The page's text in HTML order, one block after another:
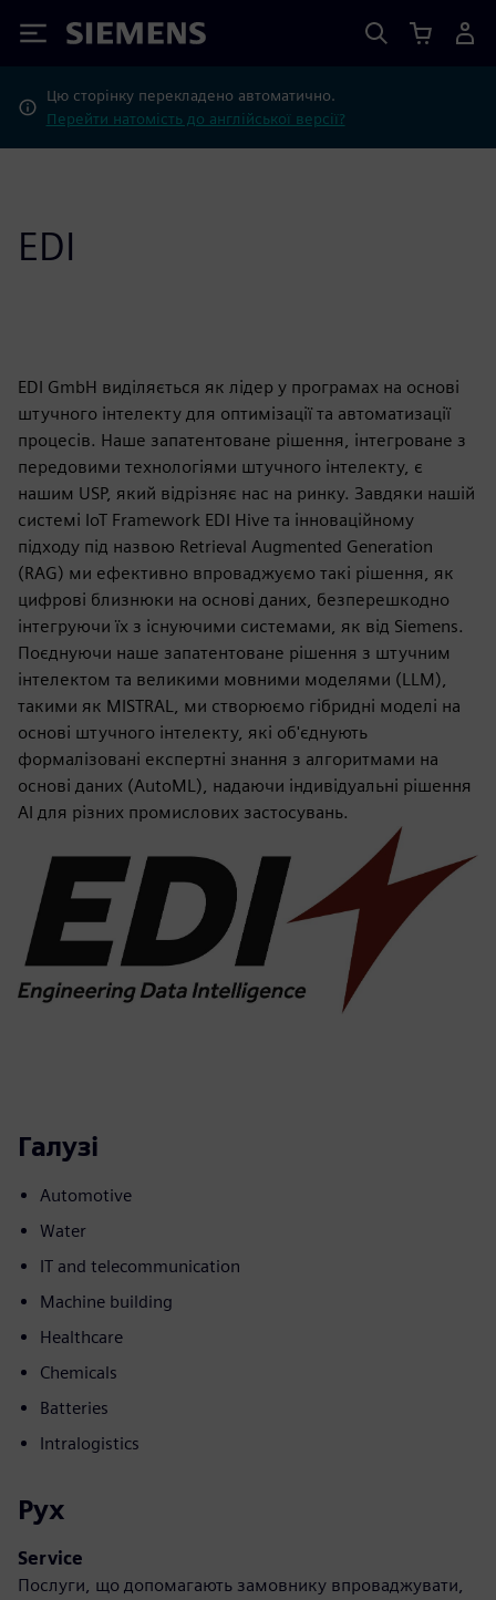
Siemens
Цю сторінку перекладено автоматично.
Перейти натомість до англійської версії?
EDI
EDI GmbH виділяється як лідер у програмах на основі
штучного інтелекту для оптимізації та автоматизації
процесів. Наше запатентоване рішення, інтегроване з
передовими технологіями штучного інтелекту, є
нашим USP, який відрізняє нас на ринку. Завдяки нашій
системі IoT Framework EDI Hive та інноваційному
підходу під назвою Retrieval Augmented Generation
(RAG) ми ефективно впроваджуємо такі рішення, як
цифрові близнюки на основі даних, безперешкодно
інтегруючи їх з існуючими системами, як від Siemens.
Поєднуючи наше запатентоване рішення з штучним
інтелектом та великими мовними моделями (LLM),
такими як MISTRAL, ми створюємо гібридні моделі на
основі штучного інтелекту, які об'єднують
формалізовані експертні знання з алгоритмами на
основі даних (AutoML), надаючи індивідуальні рішення
AI для різних промислових застосувань.
Галузі
Automotive
Water
IT and telecommunication
Machine building
Healthcare
Chemicals
Batteries
Intralogistics
Рух
Service
Послуги, що допомагають замовнику впроваджувати,